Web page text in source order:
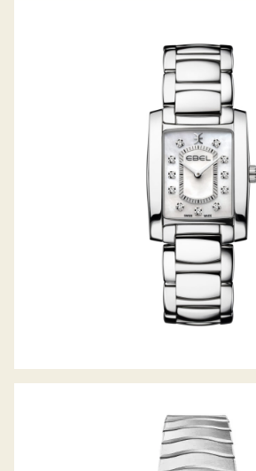
BRASILIA LADY